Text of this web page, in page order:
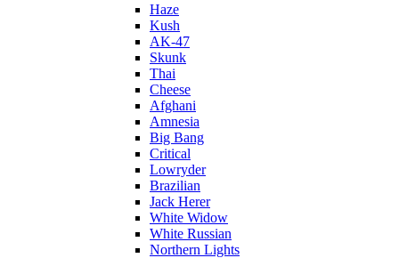
Haze
Kush
AK-47
Skunk
Thai
Cheese
Afghani
Amnesia
Big Bang
Critical
Lowryder
Brazilian
Jack Herer
White Widow
White Russian
Northern Lights